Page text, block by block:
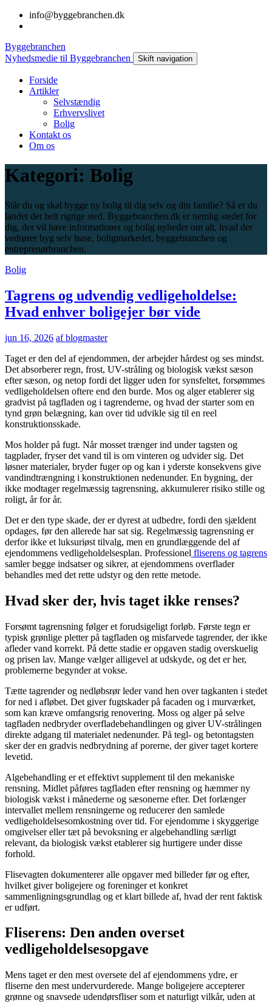
info@byggebranchen.dk
Byggebranchen
Nyhedsmedie til Byggebranchen
Skift navigation
Forside
Artikler
Selvstændig
Erhvervslivet
Bolig
Kontakt os
Om os
Kategori: Bolig
Står du og skal bygge ny bolig til dig selv og din familie? Så er du
landet det helt rigtige sted. Byggebranchen.dk er nemlig stedet for
dig, der vil have informationer og bolig nyheder om alt, hvad der
vedrører byg selv huse, boligmarkedet, byggebranchen og
entreprenørbranchen.
Bolig
Tagrens og udvendig vedligeholdelse:
Hvad enhver boligejer bør vide
jun 16, 2026 af blogmaster
Taget er den del af ejendommen, der arbejder hårdest og ses mindst.
Det absorberer regn, frost, UV-stråling og biologisk vækst sæson
efter sæson, og netop fordi det ligger uden for synsfeltet, forsømmes
vedligeholdelsen oftere end den burde. Mos og alger etablerer sig
gradvist på tagfladen og i tagrenderne, og hvad der starter som en
tynd grøn belægning, kan over tid udvikle sig til en reel
konstruktionsskade.
Mos holder på fugt. Når mosset trænger ind under tagsten og
tagplader, fryser det vand til is om vinteren og udvider sig. Det
løsner materialer, bryder fuger op og kan i yderste konsekvens give
vandindtrængning i konstruktionen nedenunder. En bygning, der
ikke modtager regelmæssig tagrensning, akkumulerer risiko stille og
roligt, år for år.
Det er den type skade, der er dyrest at udbedre, fordi den sjældent
opdages, før den allerede har sat sig. Regelmæssig tagrensning er
derfor ikke et luksuriøst tilvalg, men en grundlæggende del af
ejendommens vedligeholdelsesplan. Professionel fliserens og tagrens
samler begge indsatser og sikrer, at ejendommens overflader
behandles med det rette udstyr og den rette metode.
Hvad sker der, hvis taget ikke renses?
Forsømt tagrensning følger et forudsigeligt forløb. Første tegn er
typisk grønlige pletter på tagfladen og misfarvede tagrender, der ikke
afleder vand korrekt. På dette stadie er opgaven stadig overskuelig
og prisen lav. Mange vælger alligevel at udskyde, og det er her,
problemerne begynder at vokse.
Tætte tagrender og nedløbsrør leder vand hen over tagkanten i stedet
for ned i afløbet. Det giver fugtskader på facaden og i murværket,
som kan kræve omfangsrig renovering. Moss og alger på selve
tagfladen nedbryder overfladebehandlingen og giver UV-strålingen
direkte adgang til materialet nedenunder. På tegl- og betontagsten
sker der en gradvis nedbrydning af porerne, der giver taget kortere
levetid.
Algebehandling er et effektivt supplement til den mekaniske
rensning. Midlet påføres tagfladen efter rensning og hæmmer ny
biologisk vækst i månederne og sæsonerne efter. Det forlænger
intervallet mellem rensningerne og reducerer den samlede
vedligeholdelsesomkostning over tid. For ejendomme i skyggerige
omgivelser eller tæt på bevoksning er algebehandling særligt
relevant, da biologisk vækst etablerer sig hurtigere under disse
forhold.
Flisevagten dokumenterer alle opgaver med billeder før og efter,
hvilket giver boligejere og foreninger et konkret
sammenligningsgrundlag og et klart billede af, hvad der rent faktisk
er udført.
Fliserens: Den anden overset
vedligeholdelsesopgave
Mens taget er den mest oversete del af ejendommens ydre, er
fliserne den mest undervurderede. Mange boligejere accepterer
grønne og snavsede udendørsfliser som et naturligt vilkår, uden at